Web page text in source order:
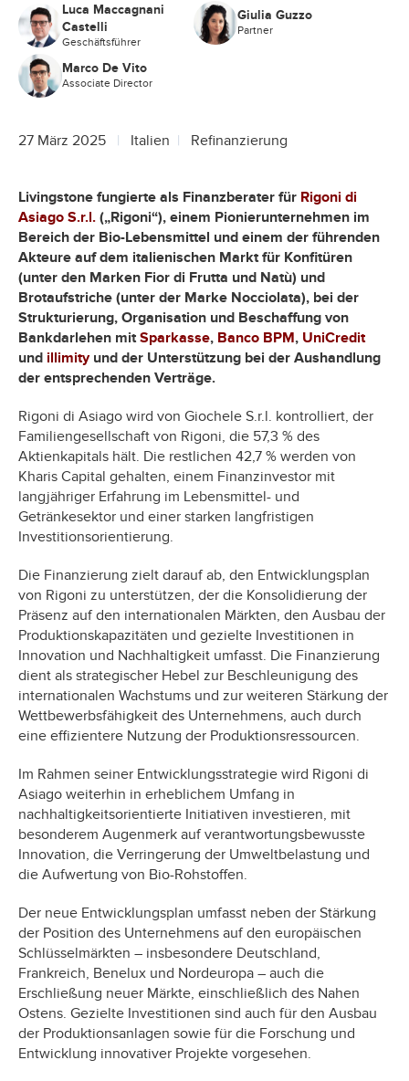
Luca Maccagnani
Castelli
Geschäftsführer
Giulia Guzzo
Partner
Marco De Vito
Associate Director
27 März 2025 Italien Refinanzierung
Livingstone fungierte als Finanzberater für Rigoni di
Asiago S.r.l. („Rigoni“), einem Pionierunternehmen im
Bereich der Bio-Lebensmittel und einem der führenden
Akteure auf dem italienischen Markt für Konfitüren
(unter den Marken Fior di Frutta und Natù) und
Brotaufstriche (unter der Marke Nocciolata), bei der
Strukturierung, Organisation und Beschaffung von
Bankdarlehen mitSparkasse, Banco BPM, UniCredit
und illimityund der Unterstützung bei der Aushandlung
der entsprechenden Verträge.
Rigoni di Asiago wird von Giochele S.r.l. kontrolliert, der
Familiengesellschaft von Rigoni, die 57,3 % des
Aktienkapitals hält. Die restlichen 42,7 % werden von
Kharis Capital gehalten, einem Finanzinvestor mit
langjähriger Erfahrung im Lebensmittel- und
Getränkesektor und einer starken langfristigen
Investitionsorientierung.
Die Finanzierung zielt darauf ab, den Entwicklungsplan
von Rigoni zu unterstützen, der die Konsolidierung der
Präsenz auf den internationalen Märkten, den Ausbau der
Produktionskapazitäten und gezielte Investitionen in
Innovation und Nachhaltigkeit umfasst. Die Finanzierung
dient als strategischer Hebel zur Beschleunigung des
internationalen Wachstums und zur weiteren Stärkung der
Wettbewerbsfähigkeit des Unternehmens, auch durch
eine effizientere Nutzung der Produktionsressourcen.
Im Rahmen seiner Entwicklungsstrategie wird Rigoni di
Asiago weiterhin in erheblichem Umfang in
nachhaltigkeitsorientierte Initiativen investieren, mit
besonderem Augenmerk auf verantwortungsbewusste
Innovation, die Verringerung der Umweltbelastung und
die Aufwertung von Bio-Rohstoffen.
Der neue Entwicklungsplan umfasst neben der Stärkung
der Position des Unternehmens auf den europäischen
Schlüsselmärkten – insbesondere Deutschland,
Frankreich, Benelux und Nordeuropa – auch die
Erschließung neuer Märkte, einschließlich des Nahen
Ostens. Gezielte Investitionen sind auch für den Ausbau
der Produktionsanlagen sowie für die Forschung und
Entwicklung innovativer Projekte vorgesehen.